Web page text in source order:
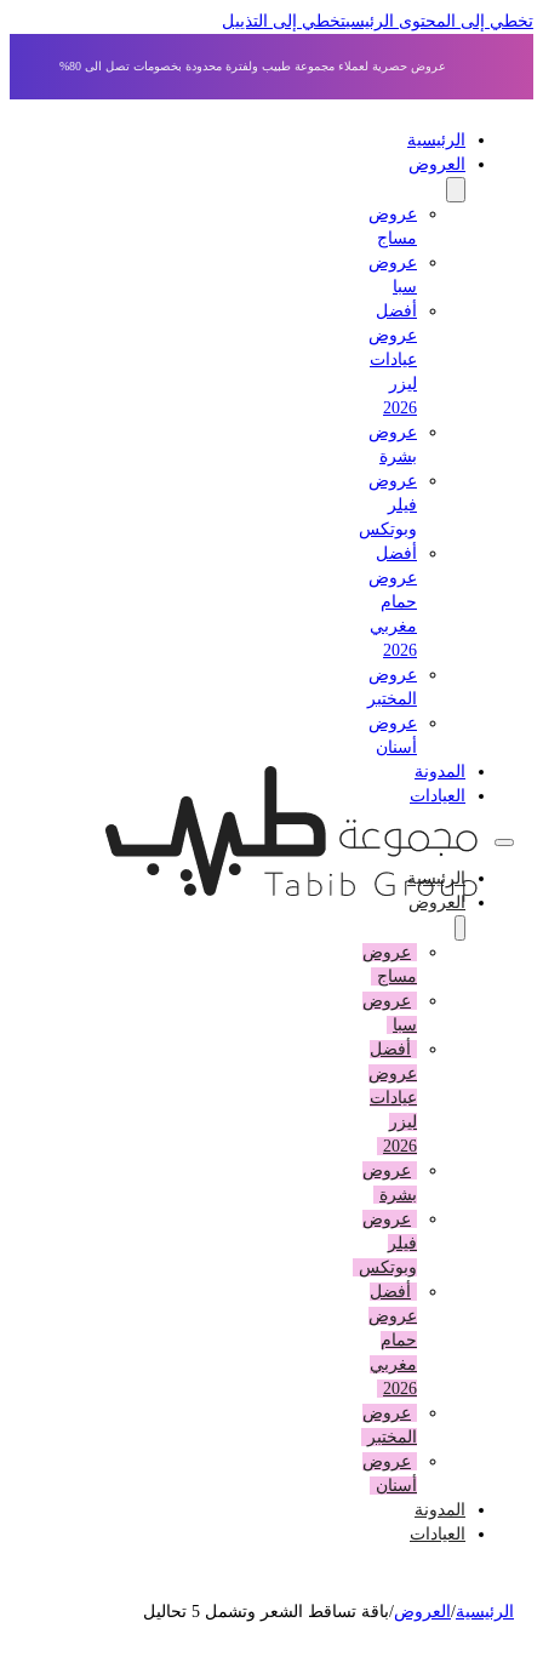
إلى المحتوى الرئيسي تخطي إلى التذييل
عروض حصرية لعملاء مجموعة طبيب ولفترة محدودة بخصومات تصل الى 80%
الرئيسية
العروض
عروض
مساج
عروض
أفضل
عروض
عيادات
عروض
بشرة
عروض
وبوتكس
أفضل
عروض
حمام
مغربي
عروض
المختبر
عروض
أسنان
المدونة
العيادات
الرئيسية
العروض
عروض
مساج
عروض
أفضل
عروض
عيادات
عروض
بشرة
عروض
وبوتكس
أفضل
عروض
حمام
مغربي
عروض
المختبر
عروض
أسنان
المدونة
العيادات
/العروض باقة تساقط الشعر وتشمل 5 تحاليل